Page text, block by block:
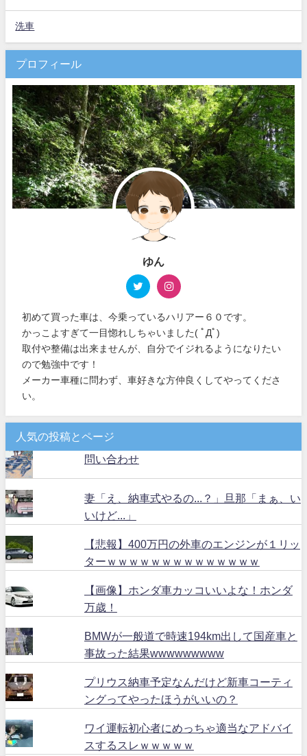
洗車
プロフィール
ゆん
初めて買った車は、今乗っているハリアー６０です。
かっこよすぎて一目惚れしちゃいました( ﾟДﾟ)
取付や整備は出来ませんが、自分でイジれるようになりたい
ので勉強中です！
メーカー車種に問わず、車好きな方仲良くしてやってくださ
い。
人気の投稿とページ
問い合わせ
妻「え、納車式やるの...？」旦那「まぁ、い
いけど...」
【悲報】400万円の外車のエンジンが１リッ
ターｗｗｗｗｗｗｗｗｗｗｗｗｗｗ
【画像】ホンダ車カッコいいよな！ホンダ
万歳！
BMWが一般道で時速194km出して国産車と
事故った結果wwwwwwwww
プリウス納車予定なんだけど新車コーティ
ングってやったほうがいいの？
ワイ運転初心者にめっちゃ適当なアドバイ
スするスレｗｗｗｗｗ